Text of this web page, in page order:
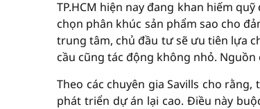
TP.HCM hiện nay đang khan hiếm
chọn phân khúc sản phẩm sao cho
trung tâm, chủ đầu tư sẽ ưu tiên lựa
cầu cũng tác động không nhỏ. Nguồn
Theo các chuyên gia Savills cho
phát triển dự án lại cao. Điều này